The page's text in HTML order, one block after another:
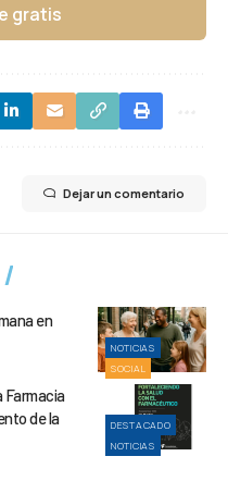
gratis
Dejar un comentario
NOTICIAS
SOCIAL
en
DESTACADO
NOTICIAS
Farmacia
de la